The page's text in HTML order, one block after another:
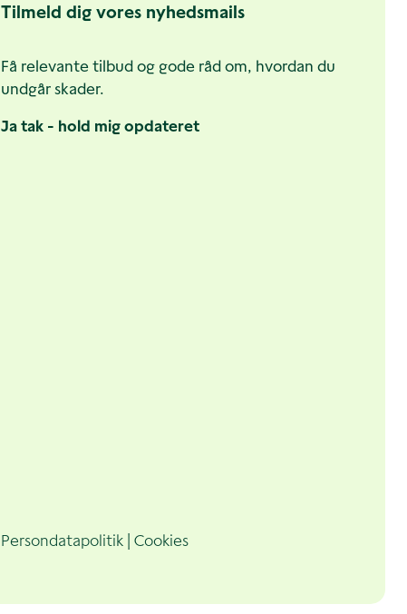
Tilmeld dig vores nyhedsmails
Få relevante tilbud og gode råd om, hvordan du
undgår skader.
Ja tak - hold mig opdateret
Persondatapolitik Cookies